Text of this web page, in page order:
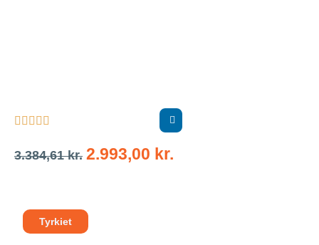
    
3.384,61kr. 2.993,00 kr.
Tyrkiet